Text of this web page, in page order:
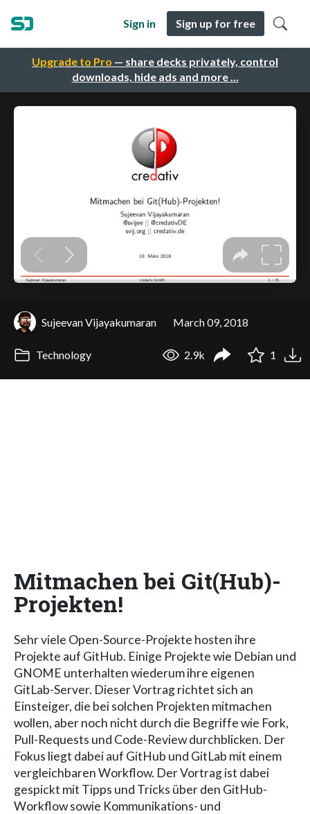
Upgrade to Pro — share decks privately, control
downloads, hide ads and more …
Sign in Sign up for free
Sujeevan Vijayakumaran March 09, 2018
Technology 2.9k 1
Mitmachen bei Git(Hub)-
Projekten!
Sehr viele Open-Source-Projekte hosten ihre
Projekte auf GitHub. Einige Projekte wie Debian und
GNOME unterhalten wiederum ihre eigenen
GitLab-Server. Dieser Vortrag richtet sich an
Einsteiger, die bei solchen Projekten mitmachen
wollen, aber noch nicht durch die Begriffe wie Fork,
Pull-Requests und Code-Review durchblicken. Der
Fokus liegt dabei auf GitHub und GitLab mit einem
vergleichbaren Workflow. Der Vortrag ist dabei
gespickt mit Tipps und Tricks über den GitHub-
Workflow sowie Kommunikations- und